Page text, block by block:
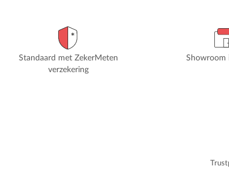
Standaard met ZekerMeten
verzekering
Showroom